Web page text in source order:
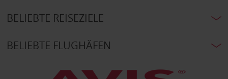
BELIEBTE REISEZIELE
BELIEBTE FLUGHÄFEN